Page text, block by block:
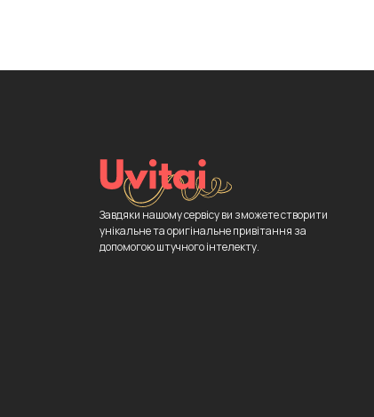
Завдяки нашому сервісу ви зможете створити
унікальне та оригінальне привітання за
допомогою штучного інтелекту.